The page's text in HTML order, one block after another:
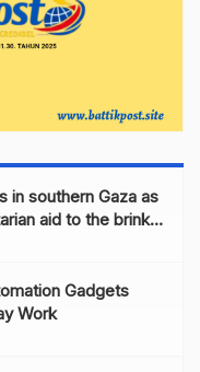
in southern Gaza as
aid to the brink
Gadgets
Work